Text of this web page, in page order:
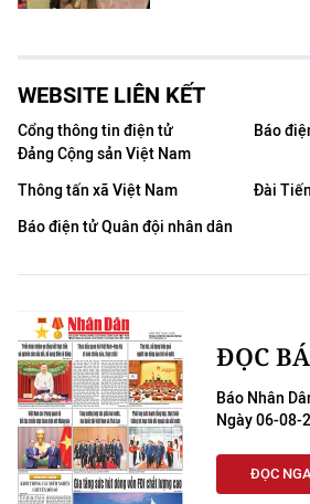
WEBSITE LIÊN KẾT
Cổng thông tin điện tử
Đảng Cộng sản Việt Nam
Báo
Thông tấn xã Việt Nam
Đài
Báo điện tử Quân đội nhân dân
ĐỌC
Báo Nhân
Ngày 06-08-
ĐỌC